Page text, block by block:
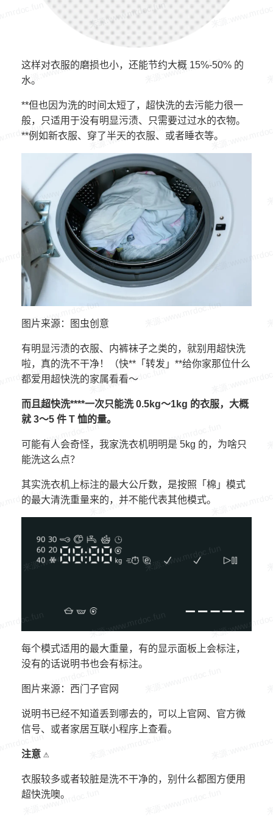
这样对衣服的磨损也小，还能节约大概 15%-50% 的
水。
**但也因为洗的时间太短了，超快洗的去污能力很一
般，只适用于没有明显污渍、只需要过过水的衣物。
**例如新衣服、穿了半天的衣服、或者睡衣等。
图片来源：图虫创意
有明显污渍的衣服、内裤袜子之类的，就别用超快洗
啦，真的洗不干净！（快**「转发」**给你家那位什么
都爱用超快洗的家属看看～
而且超快洗****一次只能洗 0.5kg～1kg 的衣服，大概
就 3～5 件 T 恤的量。
可能有人会奇怪，我家洗衣机明明是 5kg 的，为啥只
能洗这么点？
其实洗衣机上标注的最大公斤数，是按照「棉」模式
的最大清洗重量来的，并不能代表其他模式。
每个模式适用的最大重量，有的显示面板上会标注，
没有的话说明书也会有标注。
图片来源：西门子官网
说明书已经不知道丢到哪去的，可以上官网、官方微
信号、或者家居互联小程序上查看。
注意 ⚠️
衣服较多或者较脏是洗不干净的，别什么都图方便用
超快洗噢。